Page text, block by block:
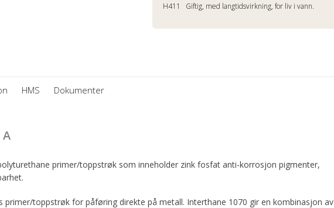
H411
Giftig, med langtidsvirkning, for liv i vann.
HMS Dokumenter
primer/toppstrøk som inneholder zink fosfat anti-korrosjon pigmenter,
toppstrøk for påføring direkte på metall. Interthane 1070 gir en kombinasjon av